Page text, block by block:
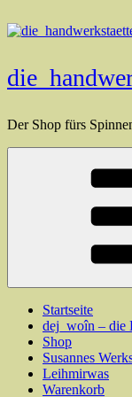
Inhalt
Der Shop fürs
Startseite
dej_woîn – die
Shop
Susannes
Leihmirwas
Warenkorb